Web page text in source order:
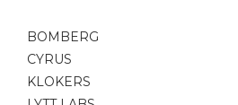
BOMBERG
CYRUS
KLOKERS